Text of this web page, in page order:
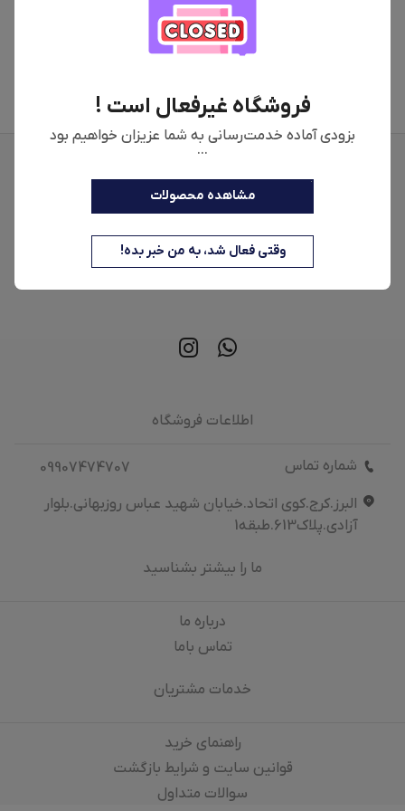
فروشگاه غیرفعال است !
بزودی آماده خدمت‌رسانی به شما عزیزان خواهیم بود
...
مشاهده محصولات
وقتی فعال شد، به من خبر بده!
متاسفانه برای این محصول،توضیحات اضافه
نشده است.
اطلاعات فروشگاه
شماره تماس
09907474707
البرز.کرج.کوی اتحاد.خیابان شهید عباس روزبهانی.بلوار
آزادی.پلاک613.طبقه1
ما را بیشتر بشناسید
درباره‌ ما
تماس باما
خدمات مشتریان
راهنمای خرید
قوانین سایت و شرایط بازگشت
سوالات متداول